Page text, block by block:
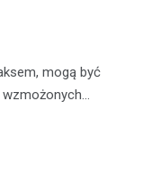
mogą być